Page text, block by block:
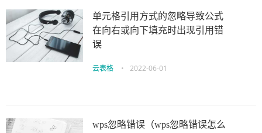
单元格引用方式的忽略导致公式
在向右或向下填充时出现引用错
误
云表格 • 2022-06-01
wps忽略错误（wps忽略错误怎么